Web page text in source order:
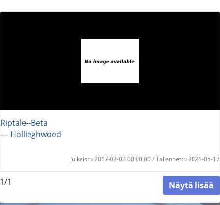
Riptale--Beta
― Hollieghwood
Julkaistu 2017-02-03 00:00:00 / Tallennettu 2021-05-17
1/1 Näytä lisää